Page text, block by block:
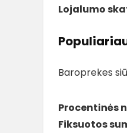
Lojalumo
Baroprekes
Procentinės
Fiksuotos